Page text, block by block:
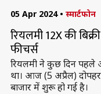
05 Apr 2024 • स्मार्टफोन
रियलमी 12X की
फीचर्स
रियलमी ने कुछ दिन पहले
था। आज (5 अप्रैल)
बाजार में शुरू हो गई है।